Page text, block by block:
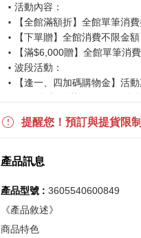
活動內容：
【全館滿額折】全館單筆消
【下單贈】全館消費不限金
【滿$6,000贈】全館單筆消
波段活動：
【逢一、四加碼購物金】活
活動詳情請參見
實際折扣金額以系統顯示為準
提醒您！預訂與提貨限制
產品訊息
產品型號 : 3605540600849
《產品敘述》
商品特色